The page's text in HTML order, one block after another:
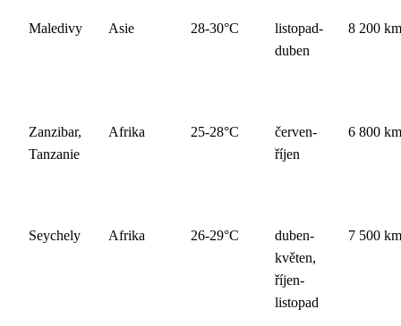
Maledivy Asie 28-30°C
listopad-
duben
8 200 km
Zanzibar,
Tanzanie
Afrika 25-28°C
červen-
říjen
6 800 km
Seychely Afrika 26-29°C
duben-
květen,
říjen-
listopad
7 500 km